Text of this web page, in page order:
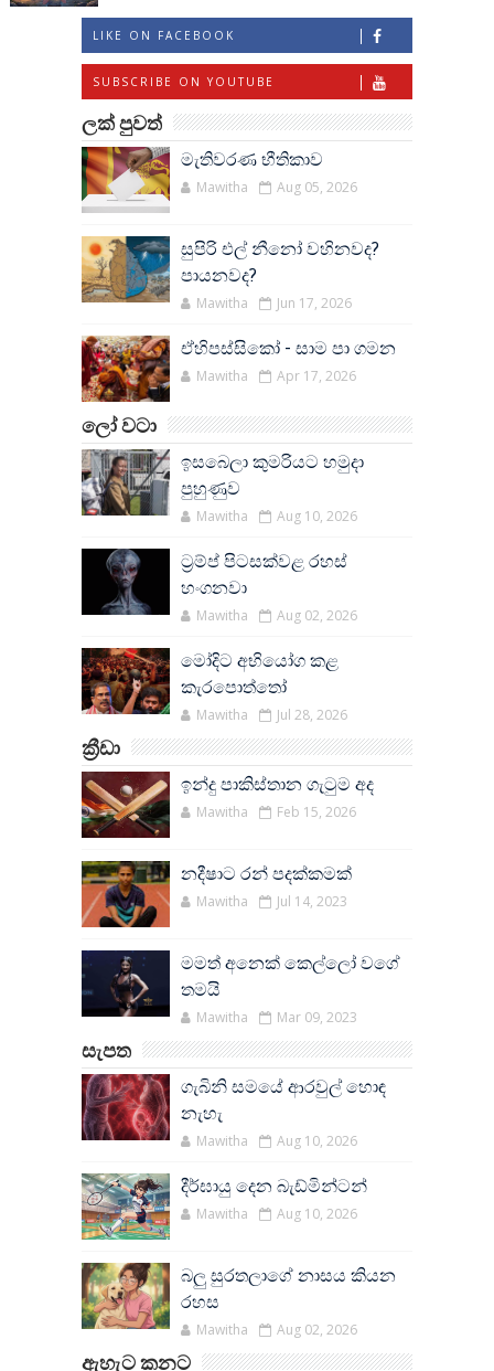
LIKE ON FACEBOOK
SUBSCRIBE ON YOUTUBE
ලක් පුවත්
මැතිවරණ භීතිකාව
Mawitha Aug 05, 2026
සුපිරි එල් නීනෝ වහිනවද?
පායනවද?
Mawitha Jun 17, 2026
ඒහිපස්සිකෝ - සාම පා ගමන
Mawitha Apr 17, 2026
ලෝ වටා
ඉසබෙලා කුමරියට හමුදා
පුහුණුව
Mawitha Aug 10, 2026
ට්‍රම්ප් පිටසක්වළ රහස්
හංගනවා
Mawitha Aug 02, 2026
මෝදිට අභියෝග කළ
කැරපොත්තෝ
Mawitha Jul 28, 2026
ක්‍රීඩා
ඉන්දු පාකිස්තාන ගැටුම අද
Mawitha Feb 15, 2026
නදීෂාට රන් පදක්කමක්
Mawitha Jul 14, 2023
මමත් අනෙක් කෙල්ලෝ වගේ
තමයි
Mawitha Mar 09, 2023
සැපත
ගැබිනි සමයේ ආරවුල් හොඳ
නැහැ
Mawitha Aug 10, 2026
දීර්ඝායු දෙන බැඩ්මින්ටන්
Mawitha Aug 10, 2026
බලු සුරතලාගේ නාසය කියන
රහස
Mawitha Aug 02, 2026
ඇහැට කනට